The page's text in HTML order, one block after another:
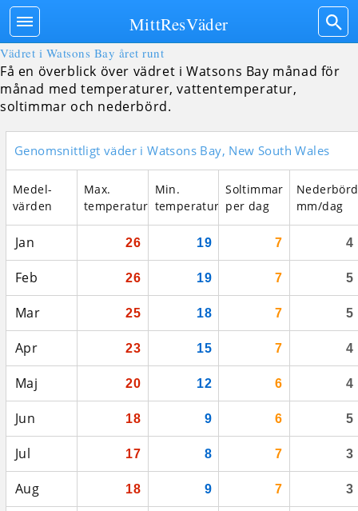
Vädret i Watsons Bay året runt
Få en överblick över vädret i Watsons Bay månad för
månad med temperaturer, vattentemperatur,
soltimmar och nederbörd.
Genomsnittligt väder i Watsons Bay, New South Wales
Medel­
värden
Max.
temperatur
Min.
temperatur
Soltimmar
per dag
Nederbörd
mm/dag
Jan 26 19 7 4
Feb 26 19 7 5
Mar 25 18 7 5
Apr 23 15 7 4
Maj 20 12 6 4
Jun 18 9 6 5
Jul 17 8 7 3
Aug 18 9 7 3
MittResVäder